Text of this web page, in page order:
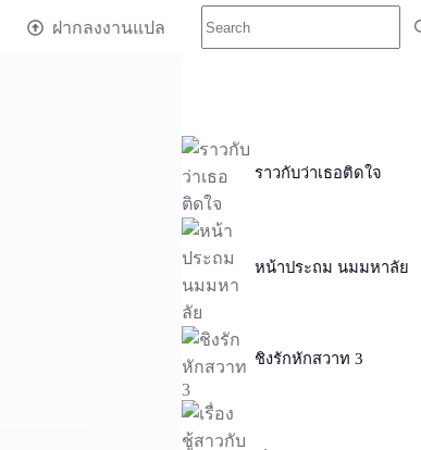
ฝากลงงานแปล
ราวกับว่าเธอติดใจ
หน้าประถม นมมหาลัย
ชิงรักหักสวาท 3